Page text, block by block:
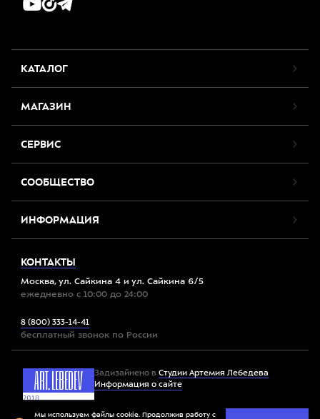
КАТАЛОГ
МАГАЗИН
СЕРВИС
СООБЩЕСТВО
ИНФОРМАЦИЯ
КОНТАКТЫ
Москва, ул. Сайкина 4 и ул. Сайкина 6/5
ежедневно с 10:00 до 24:00
8 (800) 333-14-41
бесплатный звонок по России
Задизайнено в Студии Артемия Лебедева
Информация о сайте
Мы используем файлы cookie. Продолжив работу с